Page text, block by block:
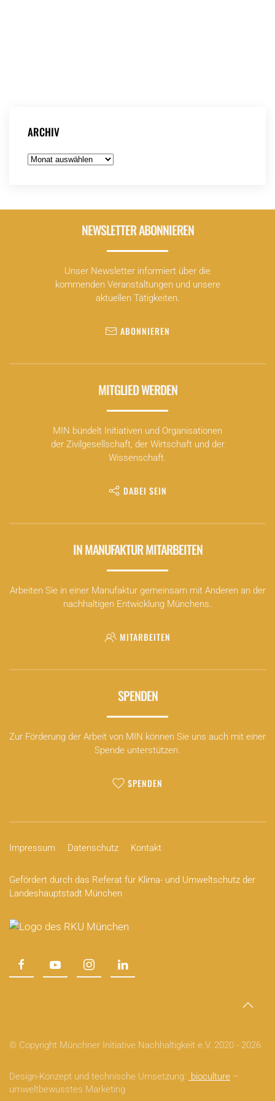
ARCHIV
Archiv
NEWSLETTER ABONNIEREN
Unser Newsletter informiert über die
kommenden Veranstaltungen und unsere
aktuellen Tätigkeiten.
ABONNIEREN
MITGLIED WERDEN
MIN bündelt Initiativen und Organisationen
der Zivilgesellschaft, der Wirtschaft und der
Wissenschaft.
DABEI SEIN
IN MANUFAKTUR MITARBEITEN
Arbeiten Sie in einer Manufaktur gemeinsam mit Anderen an der
nachhaltigen Entwicklung Münchens.
MITARBEITEN
SPENDEN
Zur Förderung der Arbeit von MIN können Sie uns auch mit einer
Spende unterstützen.
SPENDEN
Impressum Datenschutz Kontakt
Gefördert durch das Referat für Klima- und Umweltschutz der
Landeshauptstadt München
© Copyright Münchner Initiative Nachhaltigkeit e.V. 2020 - 2026
Design-Konzept und technische Umsetzung: bioculture –
umweltbewusstes Marketing